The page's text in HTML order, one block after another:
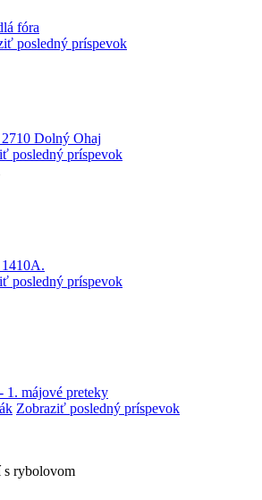
fóra
posledný príspevok
Dolný Ohaj
posledný príspevok
posledný príspevok
1. májové preteky
Zobraziť posledný príspevok
s rybolovom